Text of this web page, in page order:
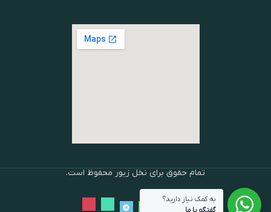
تمام حقوق برای نخل زیور محفوظ است.
به کمک نیاز دارید؟